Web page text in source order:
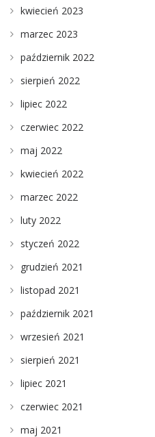
kwiecień 2023
marzec 2023
październik 2022
sierpień 2022
lipiec 2022
czerwiec 2022
maj 2022
kwiecień 2022
marzec 2022
luty 2022
styczeń 2022
grudzień 2021
listopad 2021
październik 2021
wrzesień 2021
sierpień 2021
lipiec 2021
czerwiec 2021
maj 2021